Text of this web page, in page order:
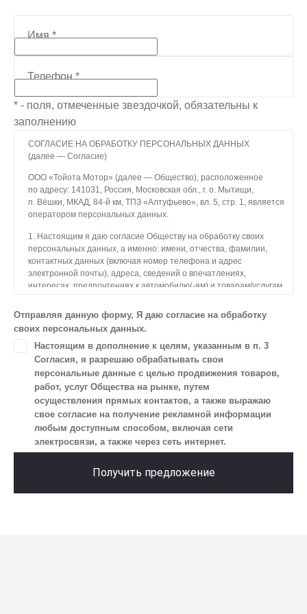
Имя*
Телефон*
* - поля, отмеченные звездочкой, обязательны к
заполнению
СОГЛАСИЕ НА ОБРАБОТКУ ПЕРСОНАЛЬНЫХ ДАННЫХ
(далее — Согласие)
ООО «Тойота Мотор» (далее — Общество), расположенное
по адресу: 141031, Россия, Московская обл., г. о. Мытищи,
п. Вёшки, МКАД, 84-й км, ТПЗ «Алтуфьево», вл. 5, стр. 1, является
оператором персональных данных.
1. Настоящим я даю согласие Обществу на обработку своих
персональных данных, а именно: имени, отчества, фамилии,
контактных данных (включая номер телефона и адрес
электронной почты), адреса, сведений о впечатлениях,
интересах, предпочтениях к автомобилю(-ям) и товарам/услугам,
устройства и модели мобильного телефона посетителя сайта,
уникального идентификатора посетителя сайта,
предпочтительного времени и способа для контакта, истории
контактов.
следующие действия: сбор, запись, систематизация,
накопление, хранение, уточнение (обновление, изменение),
извлечение, использование, передача (предоставление, доступ),
блокирование, удаление, уничтожение персональных данных.
Общество обрабатывает персональные данные
с использованием средств автоматизации.
осуществление взаимодействия Общества с посетителями
Отправляя данную форму, Я даю согласие на обработку
своих персональных данных.
Настоящим в дополнение к целям, указанным в п. 3
Согласия, я разрешаю обрабатывать свои
персональные данные с целью продвижения товаров,
работ, услуг Общества на рынке, путем
осуществления прямых контактов, а также выражаю
свое согласие на получение рекламной информации
любым доступным способом, включая сети
электросвязи, а также через сеть интернет.
Получить предложение